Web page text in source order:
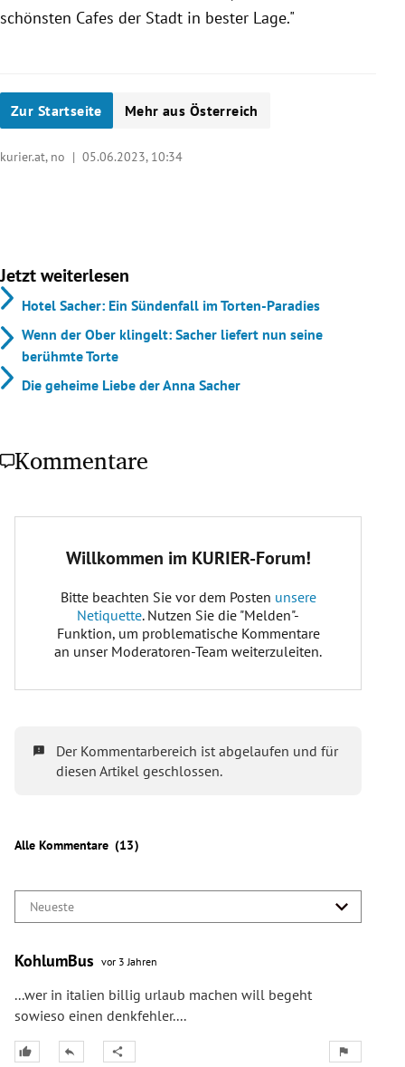
schönsten Cafes der Stadt in bester Lage."
Zur Startseite Mehr aus Österreich
kurier.at, no | 05.06.2023, 10:34
Jetzt weiterlesen
Hotel Sacher: Ein Sündenfall im Torten-Paradies
Wenn der Ober klingelt: Sacher liefert nun seine
berühmte Torte
Die geheime Liebe der Anna Sacher
Kommentare